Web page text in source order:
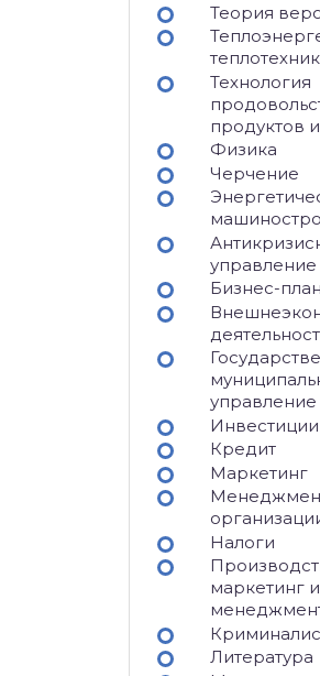
Теория
Технология
продуктов
Физика
Черчение
управление
Бизнес-
управление
Инвестиции
Кредит
Маркетинг
Налоги
маркетинг и
Литература